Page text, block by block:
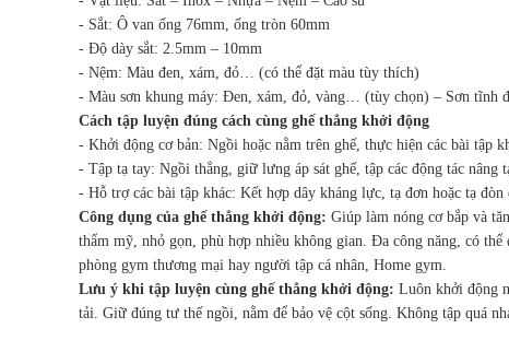
- Sắt: Ô van ống 76mm, ống tròn 60mm
- Độ dày sắt: 2.5mm – 10mm
- Nệm: Màu đen, xám, đỏ… (có thể đặt màu tùy thích)
- Màu sơn khung máy: Đen, xám, đỏ, vàng… (tùy chọn) – Sơn tĩnh
Cách tập luyện đúng cách cùng ghế thẳng khởi động
- Khởi động cơ bản: Ngồi hoặc nằm trên ghế, thực hiện các bài tập
- Tập tạ tay: Ngồi thẳng, giữ lưng áp sát ghế, tập các động tác nâng
- Hỗ trợ các bài tập khác: Kết hợp dây kháng lực, tạ đơn hoặc tạ đòn
Công dụng của ghế thẳng khởi động: Giúp làm nóng cơ bắp và
thẩm mỹ, nhỏ gọn, phù hợp nhiều không gian. Đa công năng, có
phòng gym thương mại hay người tập cá nhân, Home gym.
Lưu ý khi tập luyện cùng ghế thẳng khởi động: Luôn khởi động
tải. Giữ đúng tư thế ngồi, nằm để bảo vệ cột sống. Không tập quá